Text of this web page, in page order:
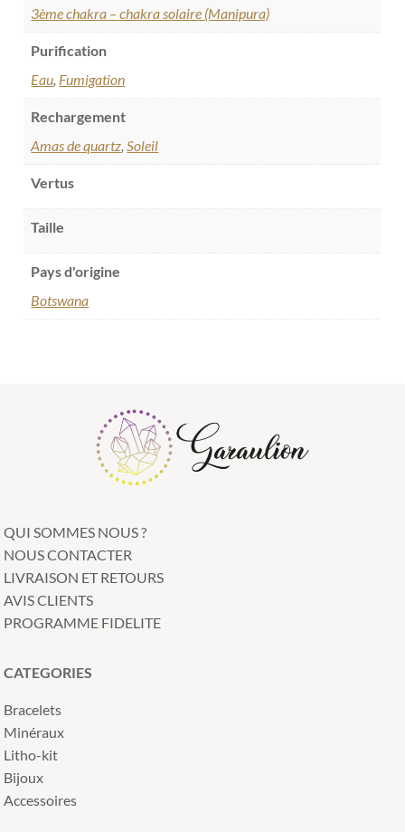
3ème chakra – chakra solaire (Manipura)
Purification
Eau, Fumigation
Rechargement
Amas de quartz,Soleil
Vertus
Taille
Pays d'origine
Botswana
QUI SOMMES NOUS ?
NOUS CONTACTER
LIVRAISON ET RETOURS
AVIS CLIENTS
PROGRAMME FIDELITE
CATEGORIES
Bracelets
Minéraux
Litho-kit
Bijoux
Accessoires